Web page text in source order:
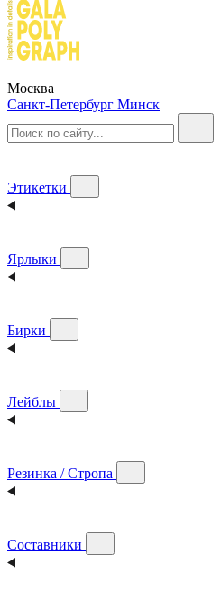
Москва
Санкт-Петербург Минск
Этикетки
Ярлыки
Бирки
Лейблы
Резинка / Стропа
Составники